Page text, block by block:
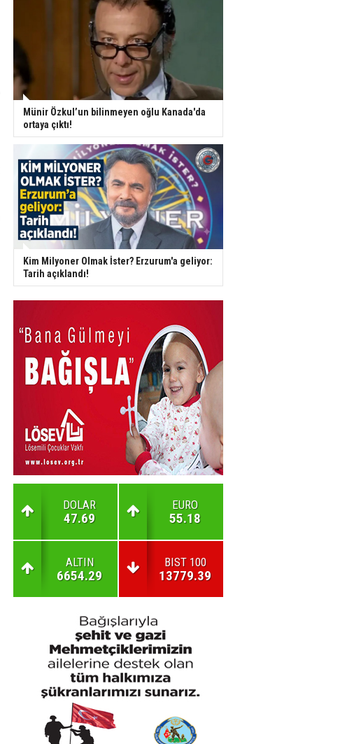
Münir Özkul’un bilinmeyen oğlu Kanada'da
ortaya çıktı!
Kim Milyoner Olmak İster? Erzurum'a geliyor:
Tarih açıklandı!
DOLAR
47.69
EURO
55.18
ALTIN
6654.29
BIST 100
13779.39